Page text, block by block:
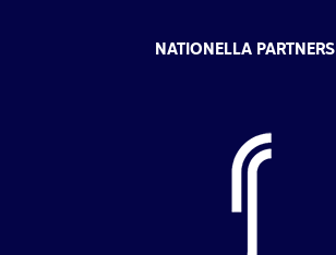
NATIONELLA PARTNERS